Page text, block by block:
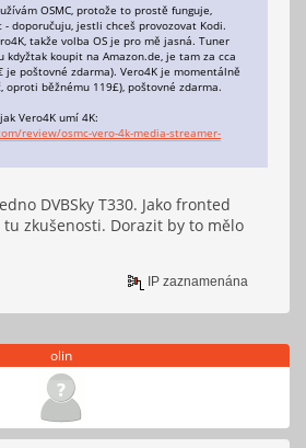
OSMC, protože to prostě funguje,
doporučuju, jestli chceš provozovat Kodi.
takže volba OS je pro mě jasná. Tuner
kdyžtak koupit na Amazon.de, je tam za cca
je poštovné zdarma). Vero4K je momentálně
oproti běžnému 119£), poštovné zdarma.
Vero4K umí 4K:
review/osmc-vero-4k-media-streamer-
DVBSky T330. Jako fronted
zkušenosti. Dorazit by to mělo
IP zaznamenána
olin